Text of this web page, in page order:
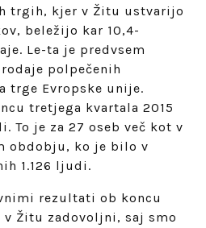
trgih, kjer v Žitu ustvarijo
beležijo kar 10,4-
Le-ta je predvsem
polpečenih
trge Evropske unije.
tretjega kvartala 2015
To je za 27 oseb več kot v
obdobju, ko je bilo v
1.126 ljudi.
rezultati ob koncu
Žitu zadovoljni, saj smo